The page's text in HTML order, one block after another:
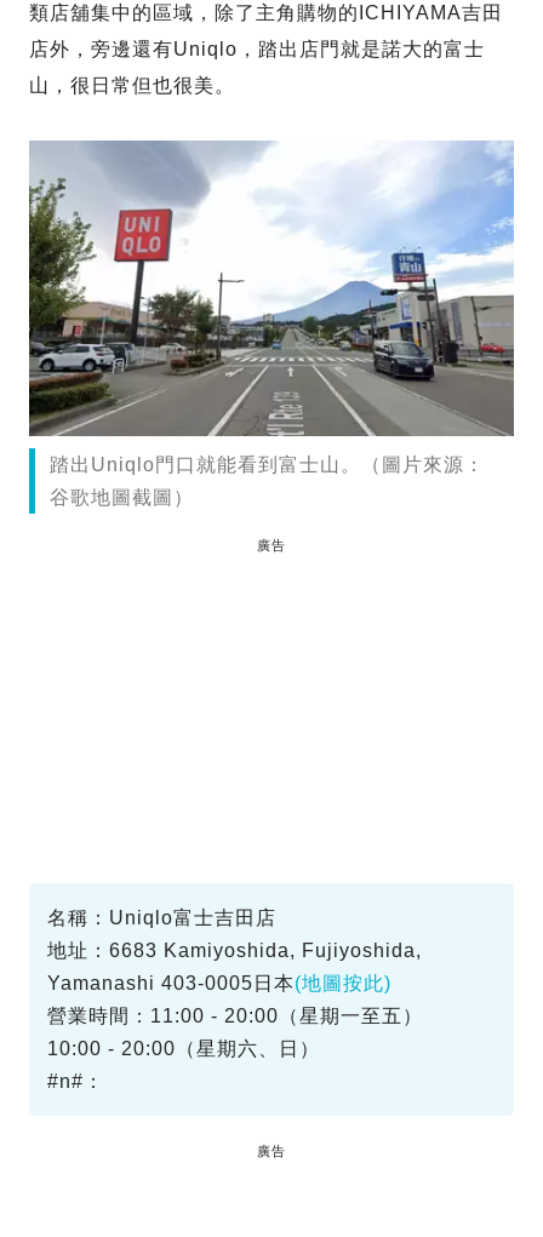
類店舖集中的區域，除了主角購物的ICHIYAMA吉田
店外，旁邊還有Uniqlo，踏出店門就是諾大的富士
山，很日常但也很美。
踏出Uniqlo門口就能看到富士山。（圖片來源：
谷歌地圖截圖）
廣告
名稱：Uniqlo富士吉田店
地址：6683 Kamiyoshida, Fujiyoshida,
Yamanashi 403-0005日本(地圖按此)
營業時間：11:00 - 20:00（星期一至五）
10:00 - 20:00（星期六、日）
#n#：
廣告